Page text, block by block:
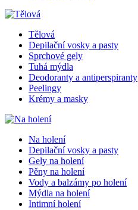
Tělová
Depilační vosky a pasty
Sprchové gely
Tuhá mýdla
Deodoranty a antiperspiranty
Peelingy
Krémy a masky
Na holení
Depilační vosky a pasty
Gely na holení
Pěny na holení
Vody a balzámy po holení
Mýdla na holení
Intimní holení